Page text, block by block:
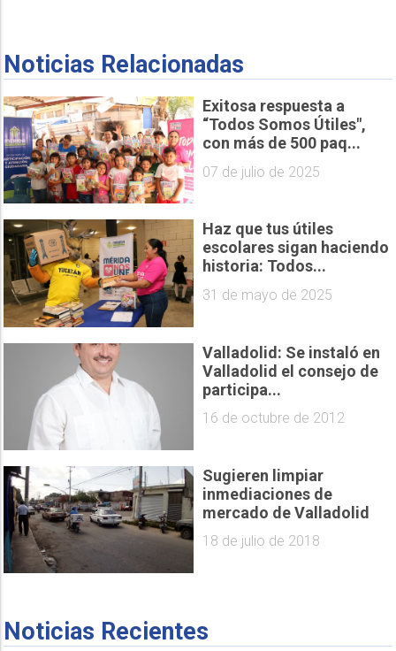
Noticias Relacionadas
Exitosa respuesta a
“Todos Somos Útiles",
con más de 500 paq...
07 de julio de 2025
Haz que tus útiles
escolares sigan haciendo
historia: Todos...
31 de mayo de 2025
Valladolid: Se instaló en
Valladolid el consejo de
participa...
16 de octubre de 2012
Sugieren limpiar
inmediaciones de
mercado de Valladolid
18 de julio de 2018
Noticias Recientes